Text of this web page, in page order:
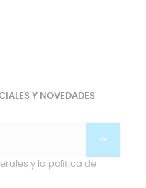
Y NOVEDADES
y la política de